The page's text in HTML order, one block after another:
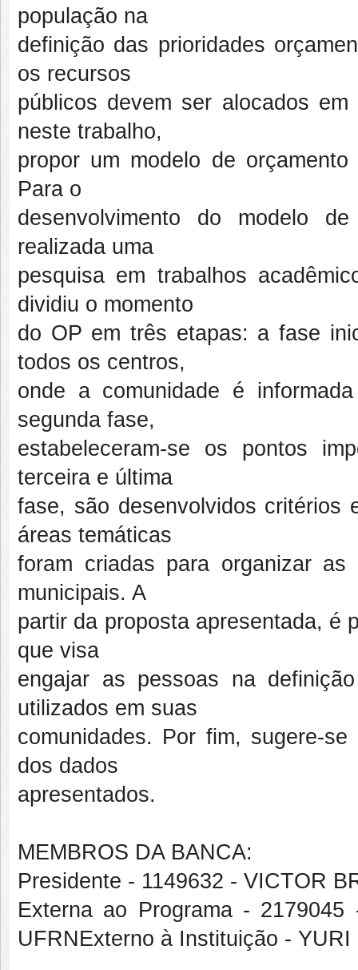
população na
definição das prioridades
os recursos
públicos devem ser alocados
neste trabalho,
propor um modelo de
Para o
desenvolvimento do modelo
realizada uma
pesquisa em trabalhos
dividiu o momento
do OP em três etapas: a fase
todos os centros,
onde a comunidade é
segunda fase,
estabeleceram-se os pontos
terceira e última
fase, são desenvolvidos critérios
áreas temáticas
foram criadas para organizar
municipais. A
partir da proposta apresentada, é
que visa
engajar as pessoas na
utilizados em suas
comunidades. Por fim, sugere-
dos dados
apresentados.
MEMBROS DA BANCA:
Presidente - 1149632 - VICTOR
Externa ao Programa -
UFRNExterno à Instituição - YURI